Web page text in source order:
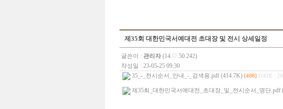
제35회 대한민국서예대전 초대장 및 전시 상세일정
글쓴이 : 관리자 (14.♡.50.242)
작성일 : 23-05-25 09:30
35_-_전시순서_안내_-_검색용.pdf (414.7K) [408] DATE :
제35회_대한민국서예대전_초대장_및_전시순서_명단.pdf